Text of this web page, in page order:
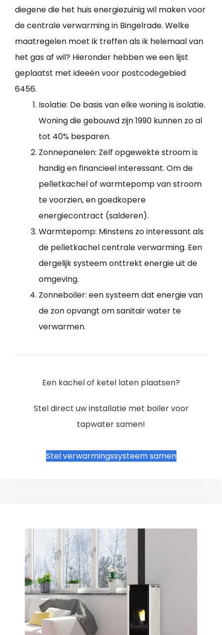
diegene die het huis energiezuinig wil maken voor
de centrale verwarming in Bingelrade. Welke
maatregelen moet ik treffen als ik helemaal van
het gas af wil? Hieronder hebben we een lijst
geplaatst met ideeën voor postcodegebied
6456.
Isolatie: De basis van elke woning is isolatie.
Woning die gebouwd zijn 1990 kunnen zo al
tot 40% besparen.
Zonnepanelen: Zelf opgewekte stroom is
handig en financieel interessant. Om de
pelletkachel of warmtepomp van stroom
te voorzien, en goedkopere
energiecontract (salderen).
Warmtepomp: Minstens zo interessant als
de pelletkachel centrale verwarming. Een
dergelijk systeem onttrekt energie uit de
omgeving.
Zonneboiler: een systeem dat energie van
de zon opvangt om sanitair water te
verwarmen.
Een kachel of ketel laten plaatsen?
Stel direct uw installatie met boiler voor
tapwater samen!
Stel verwarmingssysteem samen